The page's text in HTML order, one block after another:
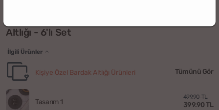
Altlığı - 6'lı Set
İlgili Ürünler
Kişiye Özel Bardak Altlığı Ürünleri Tümünü Gör
Tasarım 1
499.90 TL
399.90 TL